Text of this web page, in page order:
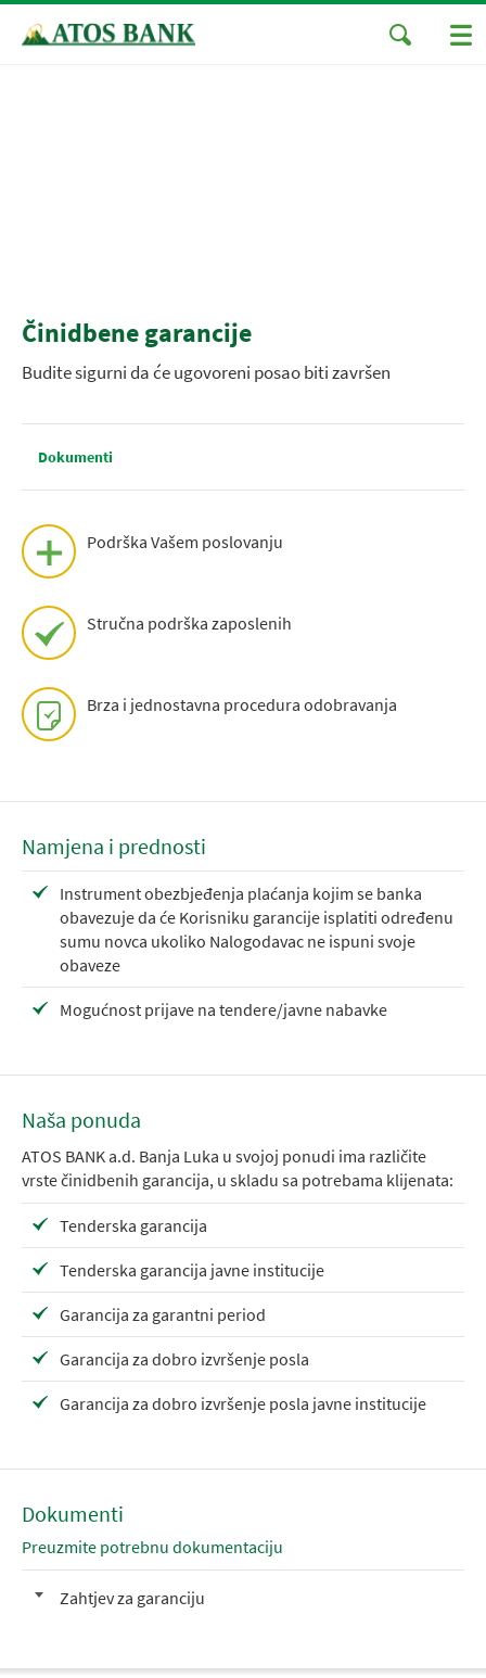
Činidbene garancije
Budite sigurni da će ugovoreni posao biti završen
Dokumenti
Podrška Vašem poslovanju
Stručna podrška zaposlenih
Brza i jednostavna procedura odobravanja
Namjena i prednosti
Instrument obezbjeđenja plaćanja kojim se banka
obavezuje da će Korisniku garancije isplatiti određenu
sumu novca ukoliko Nalogodavac ne ispuni svoje
obaveze
Mogućnost prijave na tendere/javne nabavke
Naša ponuda
ATOS BANK a.d. Banja Luka u svojoj ponudi ima različite
vrste činidbenih garancija, u skladu sa potrebama klijenata:
Tenderska garancija
Tenderska garancija javne institucije
Garancija za garantni period
Garancija za dobro izvršenje posla
Garancija za dobro izvršenje posla javne institucije
Dokumenti
Preuzmite potrebnu dokumentaciju
Zahtjev za garanciju